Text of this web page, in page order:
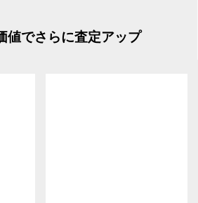
値でさらに査定アップ